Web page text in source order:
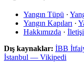
Yangın Tüpü ·
Yangın Kapıları ·
Hakkımızda ·
Dış kaynaklar: İBB
İstanbul — Vikipedi